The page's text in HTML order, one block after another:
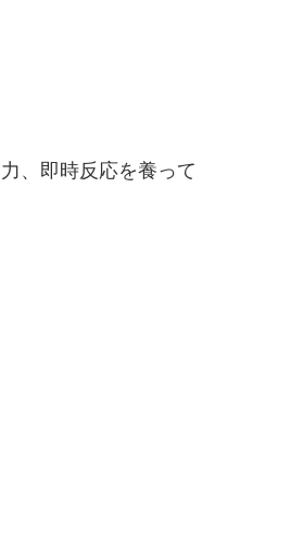
、即時反応を養って